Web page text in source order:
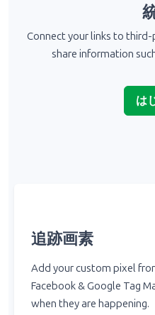
Connect your links to
share information
は
追跡画素
Add your custom pixel
Facebook & Google Tag
when they are happening.